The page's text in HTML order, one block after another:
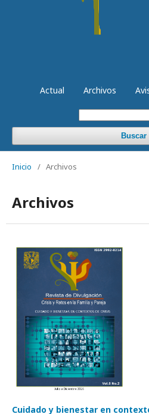
Actual Archivos
Buscar
Inicio / Archivos
Archivos
Cuidado y bienestar en